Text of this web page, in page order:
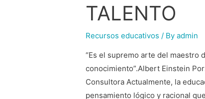
TALENTO
Recursos educativos / Byadmin
“Es el supremo arte del maestro
conocimiento”.Albert Einstein
Consultora Actualmente, la
pensamiento lógico y racional